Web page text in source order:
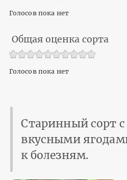
Голосов пока нет
Общая оценка сорта
Голосов пока нет
Старинный сорт
вкусными
к болезням.